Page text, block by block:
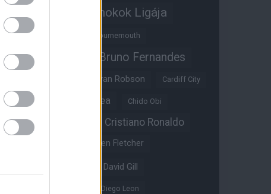
Bajnokok Ligája
Benjamin Sesko Bournemouth
Brandon Williams Bruno Fernandes
Bryan Robson Cardiff City
Casemiro Chelsea Chido Obi
Christian Eriksen Cristiano Ronaldo
Darren Fletcher
David Gill
Diego Leon